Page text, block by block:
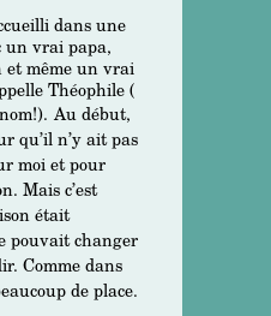
dans une
un vrai papa,
même un vrai
Théophile (
Au début,
qu’il n’y ait pas
moi et pour
Mais c’est
était
pouvait changer
Comme dans
de place.